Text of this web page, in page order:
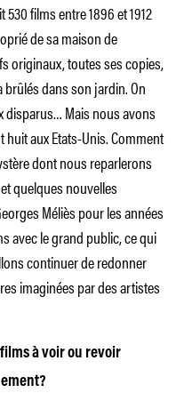
films entre 1896 et 1912
de sa maison de
originaux, toutes ses copies,
dans son jardin. On
disparus… Mais nous avons
aux Etats-Unis. Comment
dont nous reparlerons
quelques nouvelles
Méliès pour les années
avec le grand public, ce qui
continuer de redonner
imaginées par des artistes
à voir ou revoir